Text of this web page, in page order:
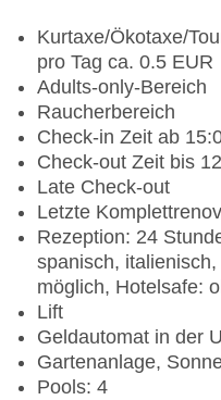
Kurtaxe/Ökotaxe/
pro Tag ca. 0.5 EUR
Adults-only-Bereich
Raucherbereich
Check-in Zeit ab
Check-out Zeit bis
Late Check-out
Letzte
Rezeption: 24
spanisch,
möglich, Hotelsafe:
Lift
Geldautomat in der
Gartenanlage,
Pools: 4